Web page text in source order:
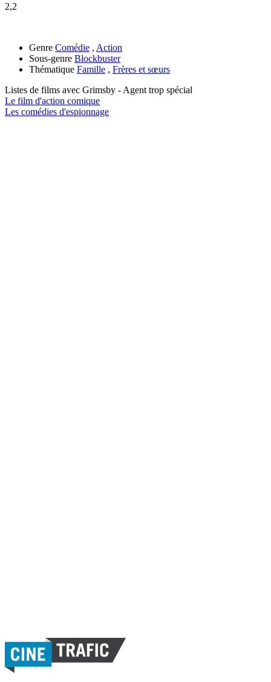
2,2
Genre Comédie , Action
Sous-genre Blockbuster
Thématique Famille , Frères et sœurs
Listes de films avec Grimsby - Agent trop spécial
Le film d'action comique
Les comédies d'espionnage